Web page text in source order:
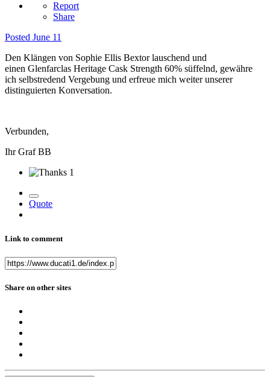
Report
Share
Posted June 11
Den Klängen von Sophie Ellis Bextor lauschend und
einen Glenfarclas Heritage Cask Strength 60% süffelnd, gewähre
ich selbstredend Vergebung und erfreue mich weiter unserer
distinguierten Konversation.
Verbunden,
Ihr Graf BB
1
Quote
Link to comment
Share on other sites